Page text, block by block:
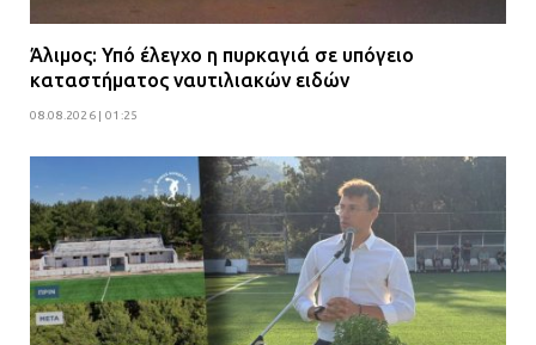
Άλιμος: Υπό έλεγχο η πυρκαγιά σε υπόγειο
καταστήματος ναυτιλιακών ειδών
08.08.2026 | 01:25